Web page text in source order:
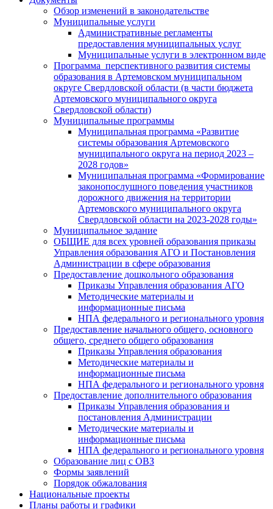
Обзор изменений в законодательстве
Муниципальные услуги
Административные регламенты
предоставления муниципальных услуг
Муниципальные услуги в электронном виде
Программа перспективного развития системы
образования в Артемовском муниципальном
округе Свердловской области (в части бюджета
Артемовского муниципального округа
Свердловской области)
Муниципальные программы
Муниципальная программа «Развитие
системы образования Артемовского
муниципального округа на период 2023 –
2028 годов»
Муниципальная программа «Формирование
законопослушного поведения участников
дорожного движения на территории
Артемовского муниципального округа
Свердловской области на 2023-2028 годы»
Муниципальное задание
ОБЩИЕ для всех уровней образования приказы
Управления образования АГО и Постановления
Администрации в сфере образования
Предоставление дошкольного образования
Приказы Управления образования АГО
Методические материалы и
информационные письма
НПА федерального и регионального уровня
Предоставление начального общего, основного
общего, среднего общего образования
Приказы Управления образования
Методические материалы и
информационные письма
НПА федерального и регионального уровня
Предоставление дополнительного образования
Приказы Управления образования и
постановления Администрации
Методические материалы и
информационные письма
НПА федерального и регионального уровня
Образование лиц с ОВЗ
Формы заявлений
Порядок обжалования
Национальные проекты
Планы работы и графики